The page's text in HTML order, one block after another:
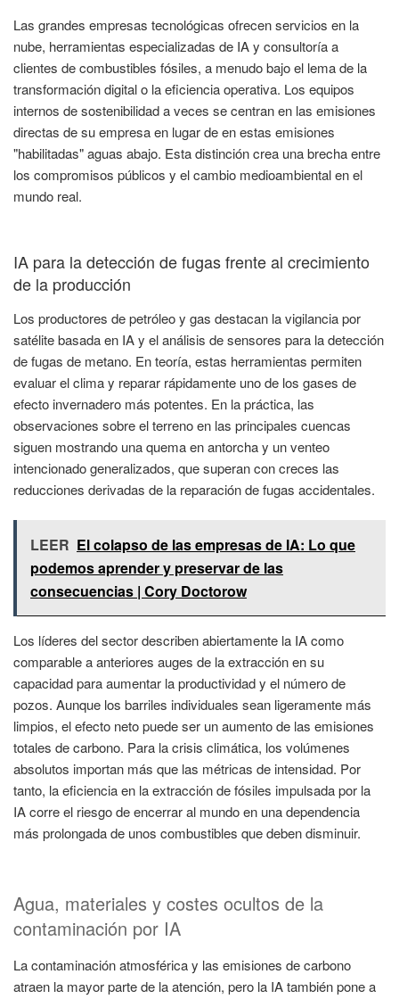
Las grandes empresas tecnológicas ofrecen servicios en la
nube, herramientas especializadas de IA y consultoría a
clientes de combustibles fósiles, a menudo bajo el lema de la
transformación digital o la eficiencia operativa. Los equipos
internos de sostenibilidad a veces se centran en las emisiones
directas de su empresa en lugar de en estas emisiones
"habilitadas" aguas abajo. Esta distinción crea una brecha entre
los compromisos públicos y el cambio medioambiental en el
mundo real.
IA para la detección de fugas frente al crecimiento
de la producción
Los productores de petróleo y gas destacan la vigilancia por
satélite basada en IA y el análisis de sensores para la detección
de fugas de metano. En teoría, estas herramientas permiten
evaluar el clima y reparar rápidamente uno de los gases de
efecto invernadero más potentes. En la práctica, las
observaciones sobre el terreno en las principales cuencas
siguen mostrando una quema en antorcha y un venteo
intencionado generalizados, que superan con creces las
reducciones derivadas de la reparación de fugas accidentales.
LEER El colapso de las empresas de IA: Lo que
podemos aprender y preservar de las
consecuencias | Cory Doctorow
Los líderes del sector describen abiertamente la IA como
comparable a anteriores auges de la extracción en su
capacidad para aumentar la productividad y el número de
pozos. Aunque los barriles individuales sean ligeramente más
limpios, el efecto neto puede ser un aumento de las emisiones
totales de carbono. Para la crisis climática, los volúmenes
absolutos importan más que las métricas de intensidad. Por
tanto, la eficiencia en la extracción de fósiles impulsada por la
IA corre el riesgo de encerrar al mundo en una dependencia
más prolongada de unos combustibles que deben disminuir.
Agua, materiales y costes ocultos de la
contaminación por IA
La contaminación atmosférica y las emisiones de carbono
atraen la mayor parte de la atención, pero la IA también pone a